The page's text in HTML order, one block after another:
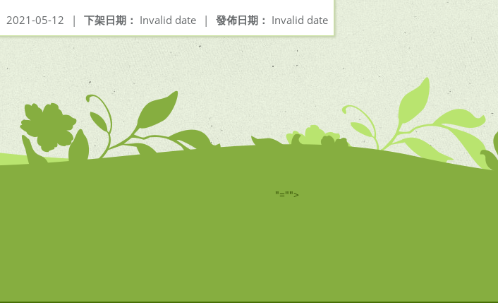
發佈日期： Invalid date
下架日期： Invalid date |
2021-05-12 |
"="">